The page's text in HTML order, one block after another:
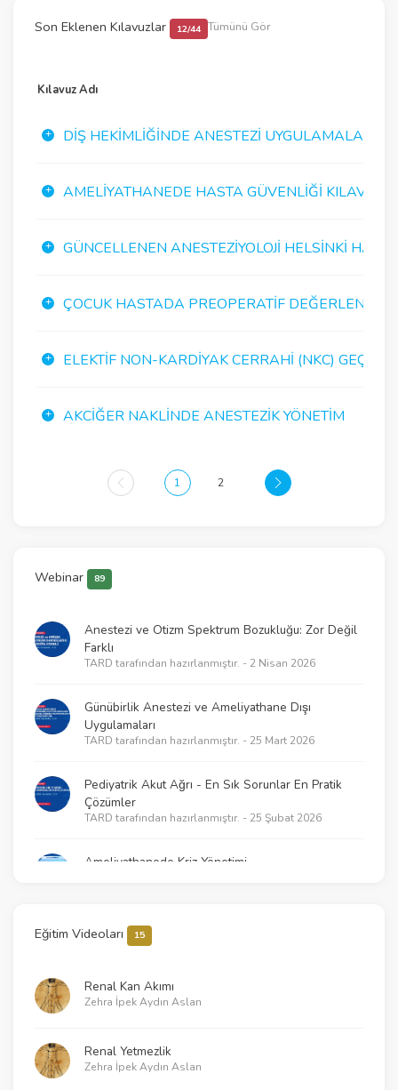
Son Eklenen Kılavuzlar 12/44 Tümünü Gör
Kılavuz Adı
DIŞ HEKIMLIĞINDE ANESTEZI UYGULAMALARI
AMELIYATHANEDE HASTA GÜVENLIĞI KILAVUZU
GÜNCELLENEN ANESTEZIYOLOJI HELSINKI
ÇOCUK HASTADA PREOPERATIF
ELEKTIF NON-KARDIYAK CERRAHI (NKC)
AKCIĞER NAKLINDE ANESTEZIK YÖNETIM
1 2
Webinar 89
Anestezi ve Otizm Spektrum Bozukluğu: Zor Değil
Farklı
TARD tarafından hazırlanmıştır. - 2 Nisan 2026
Günübirlik Anestezi ve Ameliyathane Dışı
Uygulamaları
TARD tarafından hazırlanmıştır. - 25 Mart 2026
Pediyatrik Akut Ağrı - En Sık Sorunlar En Pratik
Çözümler
TARD tarafından hazırlanmıştır. - 25 Şubat 2026
Ameliyathanede Kriz Yönetimi
2025 KPR Kılavuzlarının getirdikleri – Neler
Klinik Araştırmalarda Temel İstatistik ve Çalışma
Eğitim Videoları 15
Renal Kan Akımı
Zehra İpek Aydın Aslan
Renal Yetmezlik
Zehra İpek Aydın Aslan